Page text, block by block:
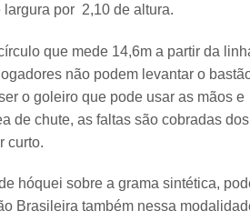
largura por 2,10 de altura.
que mede 14,6m a partir da
não podem levantar o
o goleiro que pode usar as mãos e
de chute, as faltas são cobradas dos
curto.
hóquei sobre a grama sintética,
Brasileira também nessa